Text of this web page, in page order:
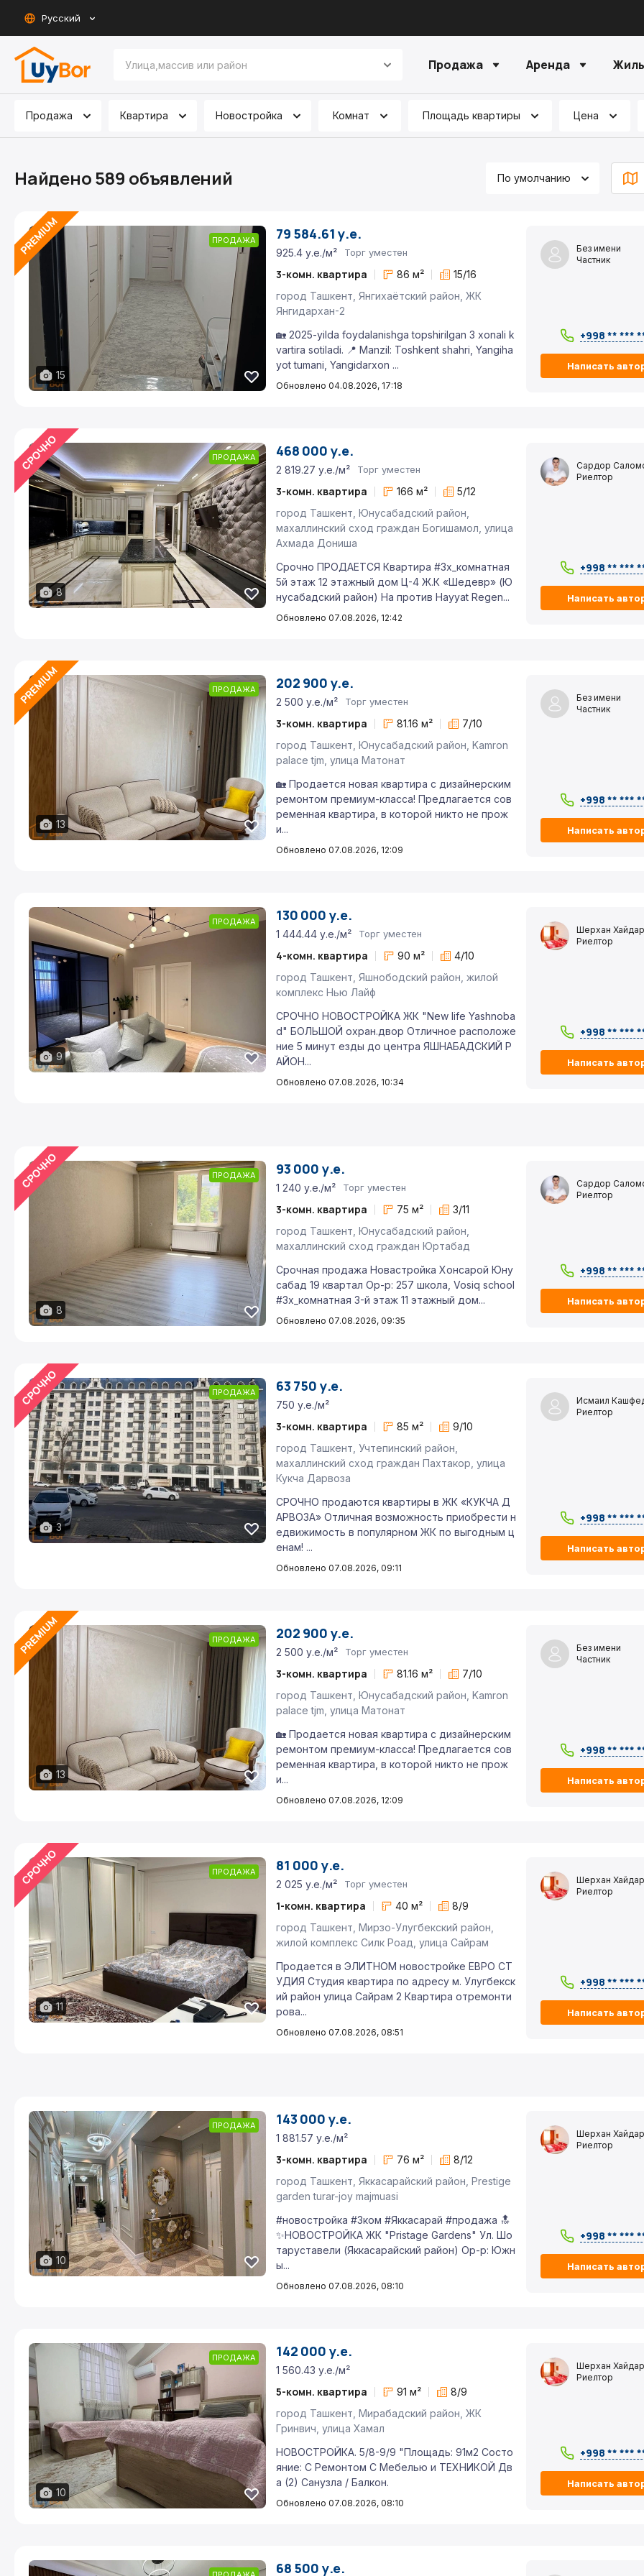
Русский
Продажа Аренда
Продажа Квартира Новостройка Комнат Площадь квартиры Цена
Найдено 589 объявлений По умолчанию
15
ПРОДАЖА 79 584.61 у.е.
925.4 у.е./м² Торг уместен
3-комн. квартира 86 м²
15/16
город Ташкент, Янгихаётский район, ЖК
Янгидархан-2
🏡 2025-yilda foydalanishga topshirilgan 3 xonali k
vartira sotiladi. 📍 Manzil: Toshkent shahri, Yangiha
yot tumani, Yangidarxon ...
Обновлено 04.08.2026, 17:18
Без имени
Частник
Написать
+998 ** ***
8
ПРОДАЖА 468 000 у.е.
2 819.27 у.е./м² Торг уместен
3-комн. квартира 166 м²
5/12
город Ташкент, Юнусабадский район,
махаллинский сход граждан Богишамол, улица
Ахмада Дониша
Срочно ПРОДАЕТСЯ Квартира #3х_комнатная
5й этаж 12 этажный дом Ц-4 Ж.К «Шедевр» (Ю
нусабадский район) На против Hayyat Regen...
Обновлено 07.08.2026, 12:42
Сардор
Риелтор
Написать
+998 ** ***
13
ПРОДАЖА 202 900 у.е.
2 500 у.е./м² Торг уместен
3-комн. квартира 81.16 м²
7/10
город Ташкент, Юнусабадский район, Kamron
palace tjm, улица Матонат
🏡 Продается новая квартира с дизайнерским
ремонтом премиум-класса! Предлагается сов
ременная квартира, в которой никто не прож
и...
Обновлено 07.08.2026, 12:09
Без имени
Частник
Написать
+998 ** ***
9
ПРОДАЖА 130 000 у.е.
1 444.44 у.е./м² Торг уместен
4-комн. квартира 90 м²
4/10
город Ташкент, Яшнободский район, жилой
комплекс Нью Лайф
СРОЧНО НОВОСТРОЙКА ЖК "New life Yashnoba
d" БОЛЬШОЙ охран.двор Отличное расположе
ние 5 минут езды до центра ЯШНАБАДСКИЙ Р
АЙОН...
Обновлено 07.08.2026, 10:34
Шерхан
Риелтор
Написать
+998 ** ***
8
ПРОДАЖА 93 000 у.е.
1 240 у.е./м² Торг уместен
3-комн. квартира 75 м²
3/11
город Ташкент, Юнусабадский район,
махаллинский сход граждан Юртабад
Срочная продажа Новастройка Хонсарой Юну
сабад 19 квартал Ор-р: 257 школа, Vosiq school
#3х_комнатная 3-й этаж 11 этажный дом...
Обновлено 07.08.2026, 09:35
Сардор
Риелтор
Написать
+998 ** ***
3
ПРОДАЖА 63 750 у.е.
750 у.е./м²
3-комн. квартира 85 м²
9/10
город Ташкент, Учтепинский район,
махаллинский сход граждан Пахтакор, улица
Кукча Дарвоза
СРОЧНО продаются квартиры в ЖК «КУКЧА Д
АРВОЗА» Отличная возможность приобрести н
едвижимость в популярном ЖК по выгодным ц
енам! ...
Обновлено 07.08.2026, 09:11
Исмаил
Риелтор
Написать
+998 ** ***
13
ПРОДАЖА 202 900 у.е.
2 500 у.е./м² Торг уместен
3-комн. квартира 81.16 м²
7/10
город Ташкент, Юнусабадский район, Kamron
palace tjm, улица Матонат
🏡 Продается новая квартира с дизайнерским
ремонтом премиум-класса! Предлагается сов
ременная квартира, в которой никто не прож
и...
Обновлено 07.08.2026, 12:09
Без имени
Частник
Написать
+998 ** ***
11
ПРОДАЖА 81 000 у.е.
2 025 у.е./м² Торг уместен
1-комн. квартира 40 м²
8/9
город Ташкент, Мирзо-Улугбекский район,
жилой комплекс Силк Роад, улица Сайрам
Продается в ЭЛИТНОМ новостройке ЕВРО СТ
УДИЯ Студия квартира по адресу м. Улугбекск
ий район улица Сайрам 2 Квартира отремонти
рова...
Обновлено 07.08.2026, 08:51
Шерхан
Риелтор
Написать
+998 ** ***
10
ПРОДАЖА 143 000 у.е.
1 881.57 у.е./м²
3-комн. квартира 76 м²
8/12
город Ташкент, Яккасарайский район, Prestige
garden turar-joy majmuasi
#новостройка #3ком #Яккасарай #продажа 🔝
✨НОВОСТРОЙКА ЖК "Pristage Gardens" Ул. Шо
таруставели (Яккасарайский район) Ор-р: Южн
ы...
Обновлено 07.08.2026, 08:10
Шерхан
Риелтор
Написать
+998 ** ***
10
ПРОДАЖА 142 000 у.е.
1 560.43 у.е./м²
5-комн. квартира 91 м²
8/9
город Ташкент, Мирабадский район, ЖК
Гринвич, улица Хамал
НОВОСТРОЙКА. 5/8-9/9 "Площадь: 91м2 Состо
яние: С Ремонтом С Мебелью и ТЕХНИКОЙ Дв
а (2) Санузла / Балкон.
Обновлено 07.08.2026, 08:10
Шерхан
Риелтор
Написать
+998 ** ***
68 500 у.е.